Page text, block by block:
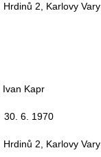
2, Karlovy Vary
Kapr
6. 1970
2, Karlovy Vary